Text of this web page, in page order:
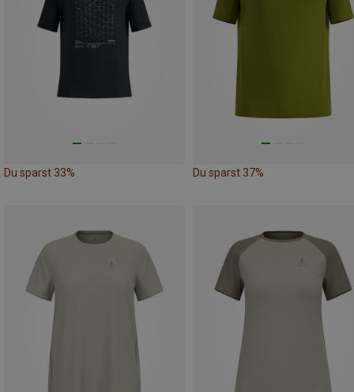
Du sparst 33% Du sparst 37%